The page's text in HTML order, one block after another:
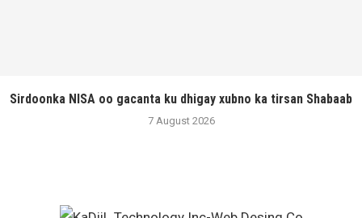
Sirdoonka NISA oo gacanta ku dhigay xubno ka tirsan Shabaab
7 August 2026